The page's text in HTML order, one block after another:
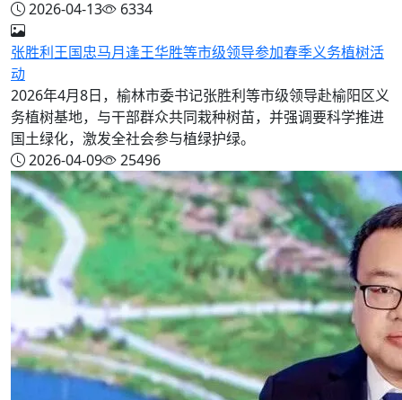
2026-04-13
6334
张胜利王国忠马月逢王华胜等市级领导参加春季义务植树活
动
2026年4月8日，榆林市委书记张胜利等市级领导赴榆阳区义
务植树基地，与干部群众共同栽种树苗，并强调要科学推进
国土绿化，激发全社会参与植绿护绿。
2026-04-09
25496